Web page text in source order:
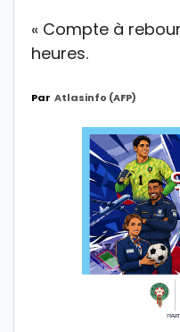
« Compte à
heures.
Par Atlasinfo (AFP)